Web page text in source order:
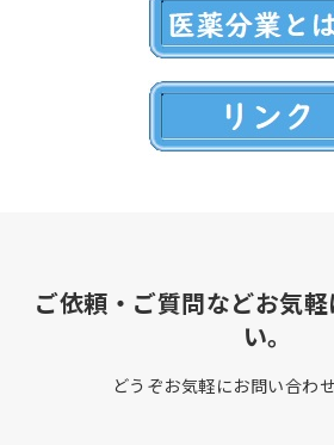
ご依頼・ご質問などお気
い。
どうぞお気軽にお問い合わ